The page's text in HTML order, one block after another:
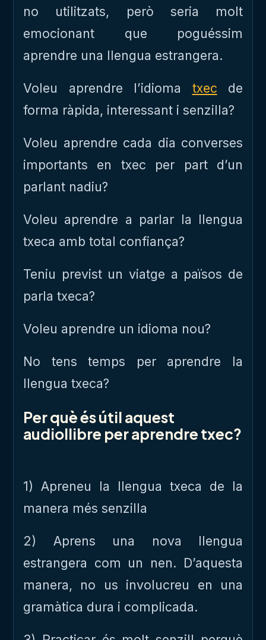
no utilitzats, però seria molt
emocionant que poguéssim
aprendre una llengua estrangera.
Voleu aprendre l’idioma txec de
forma ràpida, interessant i senzilla?
Voleu aprendre cada dia converses
importants en txec per part d’un
parlant nadiu?
Voleu aprendre a parlar la llengua
txeca amb total confiança?
Teniu previst un viatge a països de
parla txeca?
Voleu aprendre un idioma nou?
No tens temps per aprendre la
llengua txeca?
Per què és útil aquest
audiollibre per aprendre txec?
1) Apreneu la llengua txeca de la
manera més senzilla
2) Aprens una nova llengua
estrangera com un nen. D’aquesta
manera, no us involucreu en una
gramàtica dura i complicada.